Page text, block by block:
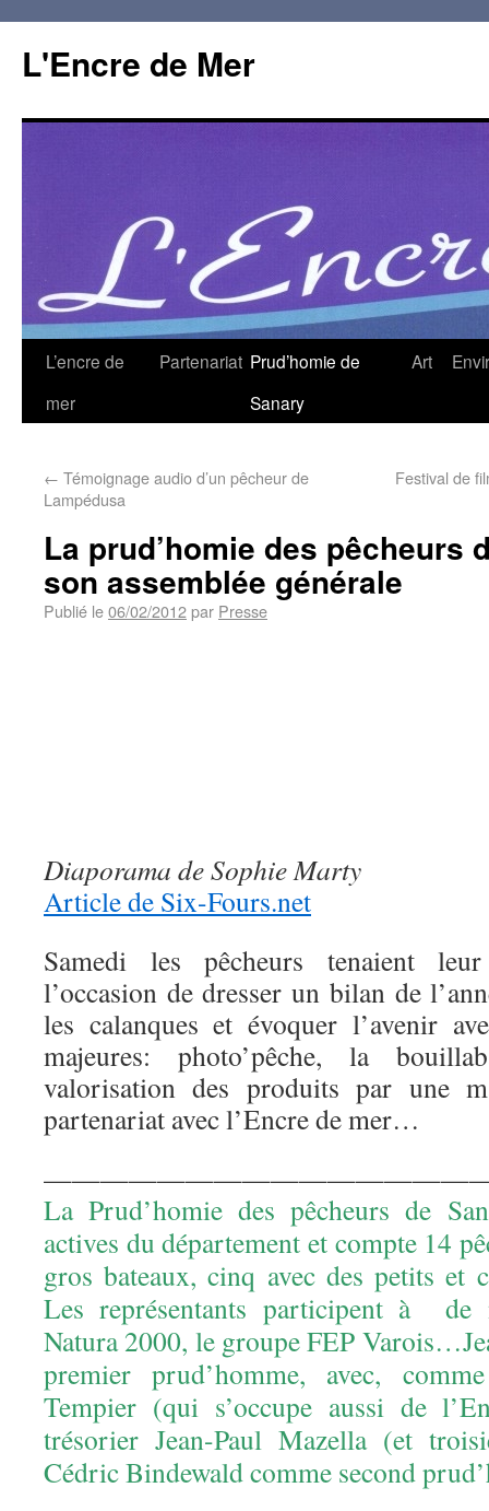
L'Encre de Mer
L’encre de
mer
Partenariat Prud’homie de
Sanary
Art
← Témoignage audio d’un pêcheur de
Lampédusa
Festival de
La prud’homie des pêcheurs
son assemblée générale
Publié le06/02/2012par Presse
Diaporama de Sophie Marty
Article de Six-Fours.net
Samedi les pêcheurs tenaient leur
l’occasion de dresser un bilan de
les calanques et évoquer l’avenir
majeures: photo’pêche, la
valorisation des produits par une
partenariat avec l’Encre de mer…
La Prud’homie des pêcheurs de
actives du département et compte 14
gros bateaux, cinq avec des petits et
Les représentants participent à de
Natura 2000, le groupe FEP
premier prud’homme, avec,
Tempier (qui s’occupe aussi de
trésorier Jean-Paul Mazella (et
Cédric Bindewald comme second